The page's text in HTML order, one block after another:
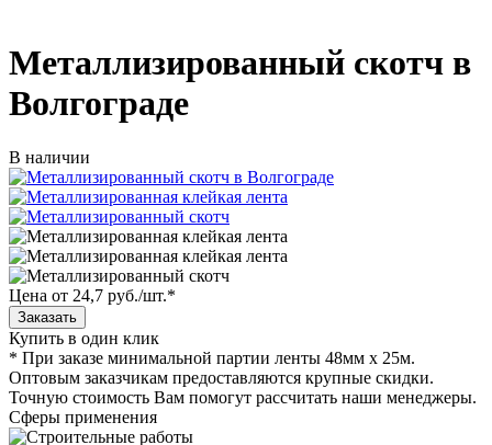
Металлизированный скотч в
Волгограде
В наличии
Цена от 24,7 руб./шт.*
Купить в один клик
* При заказе минимальной партии ленты 48мм х 25м.
Оптовым заказчикам предоставляются крупные скидки.
Точную стоимость Вам помогут рассчитать наши менеджеры.
Сферы применения